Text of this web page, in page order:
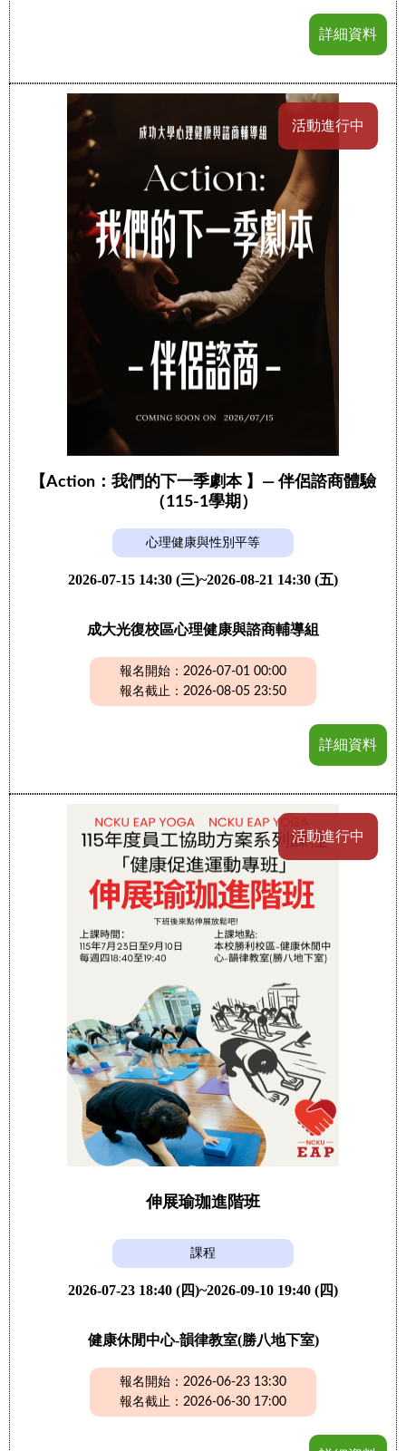
詳細資料
活動進行中
【Action：我們的下一季劇本 】— 伴侶諮商體驗
（115-1學期）
心理健康與性別平等
2026-07-15 14:30 (三)~2026-08-21 14:30 (五)
成大光復校區心理健康與諮商輔導組
報名開始：2026-07-01 00:00
報名截止：2026-08-05 23:50
詳細資料
活動進行中
伸展瑜珈進階班
課程
2026-07-23 18:40 (四)~2026-09-10 19:40 (四)
健康休閒中心-韻律教室(勝八地下室)
報名開始：2026-06-23 13:30
報名截止：2026-06-30 17:00